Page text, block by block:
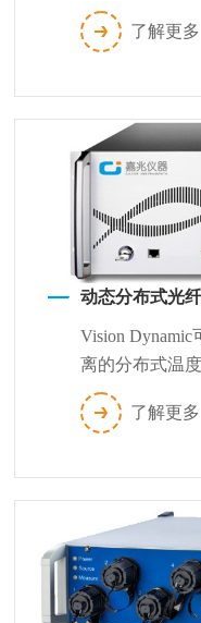
测量系统能很
了解更多
动态分布式光
Vision
离的分布式温
的测量技术，
了解更多